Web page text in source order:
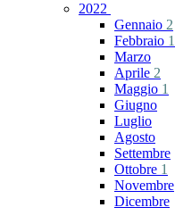
2022
Gennaio 2
Febbraio 1
Marzo
Aprile 2
Maggio 1
Giugno
Luglio
Agosto
Settembre
Ottobre 1
Novembre
Dicembre